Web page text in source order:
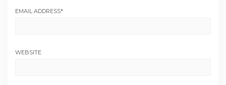
EMAIL ADDRESS*
WEBSITE